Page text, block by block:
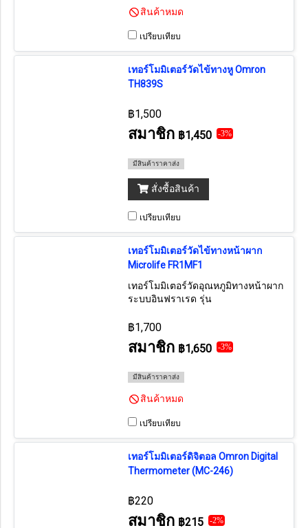
สินค้าหมด
เปรียบเทียบ
เทอร์โมมิเตอร์วัดไข้ทางหู Omron
TH839S
฿1,500
สมาชิก ฿1,450 -3%
มีสินค้าราคาส่ง
สั่งซื้อสินค้า
เปรียบเทียบ
เทอร์โมมิเตอร์วัดไข้ทางหน้าผาก
Microlife FR1MF1
เทอร์โมมิเตอร์วัดอุณหภูมิทางหน้าผาก
ระบบอินฟราเรด รุ่น
แม่นยำและหลากหลายโดยไม่ต้อง
สัมผัสผิวหนังเมื่อวัดอุณหภูมิ ใช้เวลา
วัดผลได้ภายใน 1 วินาที
฿1,700
สมาชิก ฿1,650 -3%
มีสินค้าราคาส่ง
สินค้าหมด
เปรียบเทียบ
เทอร์โมมิเตอร์ดิจิตอล Omron Digital
Thermometer (MC-246)
฿220
สมาชิก ฿215 -2%